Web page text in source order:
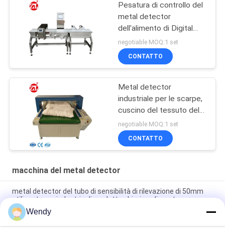
Pesatura di controllo del
metal detector
dell'alimento di Digital
combinata luce
automatica dell'allarme
negotiable MOQ:1 set
CONTATTO
Metal detector
industriale per le scarpe,
cuscino del tessuto del
touch screen dello SpA
negotiable MOQ:1 set
CONTATTO
macchina del metal detector
metal detector del tubo di sensibilità di rilevazione di 50mm
utilizzato per industria di prodotto chimico alimentare
Macchina pesatrice di controllo alimentare online,
trasportatore digitale automatico, controllore di peso
Wendy